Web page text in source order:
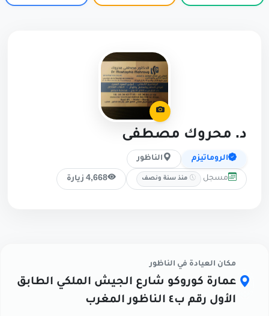
د. محروك مصطفى
الروماتيزم الناظور
مسجل منذ سنة ونصف 4,668 زيارة
مكان العيادة في الناظور
عمارة كوروكو شارع الجيش الملكي الطابق
الأول رقم ب٤ الناظور المغرب